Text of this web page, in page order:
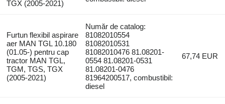
TGX (2005-2021)
Furtun flexibil aspirare
aer MAN TGL 10.180
(01.05-) pentru cap
tractor MAN TGL,
TGM, TGS, TGX
(2005-2021)
Număr de catalog:
81082010554
81082010531
81082010476 81.08201-
0554 81.08201-0531
81.08201-0476
81964200517, combustibil:
diesel
67,74 EUR